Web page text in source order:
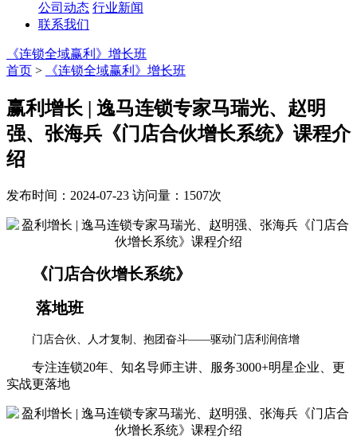
公司动态 行业新闻
联系我们
《连锁全域赢利》增长班
首页 > 《连锁全域赢利》增长班
赢利增长 | 逸马连锁专家马瑞光、赵明
强、张海兵《门店合伙增长系统》课程介
绍
发布时间：2024-07-23 访问量：1507次
《门店合伙增长系统》
落地班
门店合伙、人才复制、抱团奋斗——驱动门店利润倍增
专注连锁20年、知名导师主讲、服务3000+明星企业、更
实战更落地